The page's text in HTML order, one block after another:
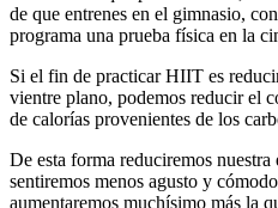
de que entrenes en el gimnasio,
programa una prueba física en la
Si el fin de practicar HIIT es
vientre plano, podemos reducir el
de calorías provenientes de los
De esta forma reduciremos
sentiremos menos agusto y
aumentaremos muchísimo más la